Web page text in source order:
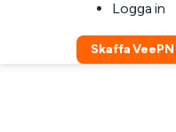
Logga in
Skaffa